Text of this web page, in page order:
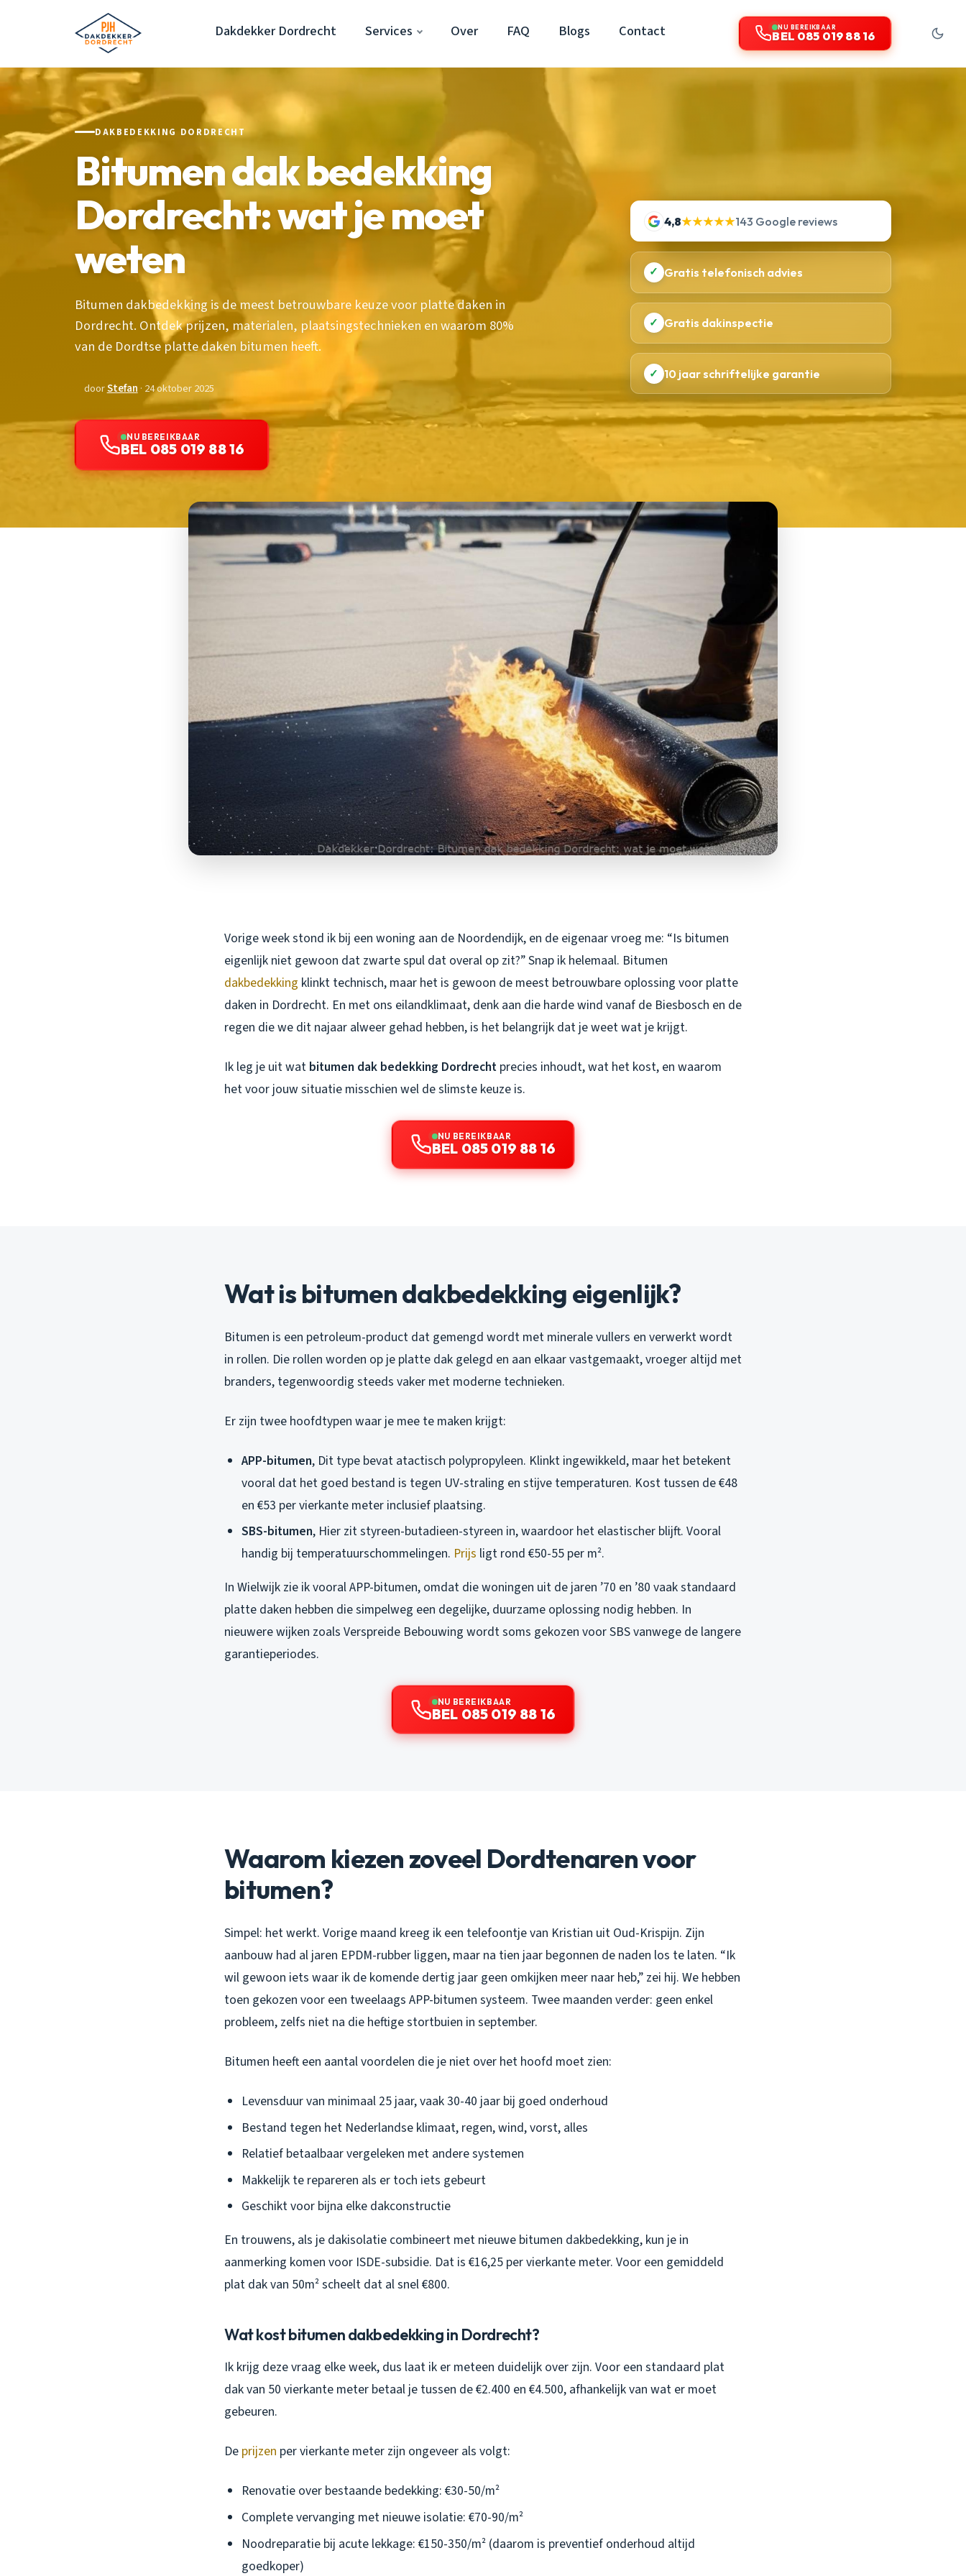
Dakdekker Dordrecht Services Over FAQ Blogs Contact NU BEREIKBAAR
BEL 085 019 88 16
DAKBEDEKKING DORDRECHT
Bitumen dak bedekking
Dordrecht: wat je moet
weten
Bitumen dakbedekking is de meest betrouwbare keuze voor platte daken in
Dordrecht. Ontdek prijzen, materialen, plaatsingstechnieken en waarom 80%
van de Dordtse platte daken bitumen heeft.
doorStefan · 24 oktober 2025
NU BEREIKBAAR
BEL 085 019 88 16
4,8★★★★★143 Google reviews
✓ Gratis telefonisch advies
✓ Gratis dakinspectie
✓ 10 jaar schriftelijke garantie
Vorige week stond ik bij een woning aan de Noordendijk, en de eigenaar vroeg me: “Is bitumen
eigenlijk niet gewoon dat zwarte spul dat overal op zit?” Snap ik helemaal. Bitumen
dakbedekking klinkt technisch, maar het is gewoon de meest betrouwbare oplossing voor platte
daken in Dordrecht. En met ons eilandklimaat, denk aan die harde wind vanaf de Biesbosch en de
regen die we dit najaar alweer gehad hebben, is het belangrijk dat je weet wat je krijgt.
Ik leg je uit wat bitumen dak bedekking Dordrecht precies inhoudt, wat het kost, en waarom
het voor jouw situatie misschien wel de slimste keuze is.
NU BEREIKBAAR
BEL 085 019 88 16
Wat is bitumen dakbedekking eigenlijk?
Bitumen is een petroleum-product dat gemengd wordt met minerale vullers en verwerkt wordt
in rollen. Die rollen worden op je platte dak gelegd en aan elkaar vastgemaakt, vroeger altijd met
branders, tegenwoordig steeds vaker met moderne technieken.
Er zijn twee hoofdtypen waar je mee te maken krijgt:
APP-bitumen, Dit type bevat atactisch polypropyleen. Klinkt ingewikkeld, maar het betekent
vooral dat het goed bestand is tegen UV-straling en stijve temperaturen. Kost tussen de €48
en €53 per vierkante meter inclusief plaatsing.
SBS-bitumen, Hier zit styreen-butadieen-styreen in, waardoor het elastischer blijft. Vooral
handig bij temperatuurschommelingen. Prijs ligt rond €50-55 per m².
In Wielwijk zie ik vooral APP-bitumen, omdat die woningen uit de jaren ’70 en ’80 vaak standaard
platte daken hebben die simpelweg een degelijke, duurzame oplossing nodig hebben. In
nieuwere wijken zoals Verspreide Bebouwing wordt soms gekozen voor SBS vanwege de langere
garantieperiodes.
NU BEREIKBAAR
BEL 085 019 88 16
Waarom kiezen zoveel Dordtenaren voor
bitumen?
Simpel: het werkt. Vorige maand kreeg ik een telefoontje van Kristian uit Oud-Krispijn. Zijn
aanbouw had al jaren EPDM-rubber liggen, maar na tien jaar begonnen de naden los te laten. “Ik
wil gewoon iets waar ik de komende dertig jaar geen omkijken meer naar heb,” zei hij. We hebben
toen gekozen voor een tweelaags APP-bitumen systeem. Twee maanden verder: geen enkel
probleem, zelfs niet na die heftige stortbuien in september.
Bitumen heeft een aantal voordelen die je niet over het hoofd moet zien:
Levensduur van minimaal 25 jaar, vaak 30-40 jaar bij goed onderhoud
Bestand tegen het Nederlandse klimaat, regen, wind, vorst, alles
Relatief betaalbaar vergeleken met andere systemen
Makkelijk te repareren als er toch iets gebeurt
Geschikt voor bijna elke dakconstructie
En trouwens, als je dakisolatie combineert met nieuwe bitumen dakbedekking, kun je in
aanmerking komen voor ISDE-subsidie. Dat is €16,25 per vierkante meter. Voor een gemiddeld
plat dak van 50m² scheelt dat al snel €800.
Wat kost bitumen dakbedekking in Dordrecht?
Ik krijg deze vraag elke week, dus laat ik er meteen duidelijk over zijn. Voor een standaard plat
dak van 50 vierkante meter betaal je tussen de €2.400 en €4.500, afhankelijk van wat er moet
gebeuren.
De prijzen per vierkante meter zijn ongeveer als volgt:
Renovatie over bestaande bedekking: €30-50/m²
Complete vervanging met nieuwe isolatie: €70-90/m²
Noodreparatie bij acute lekkage: €150-350/m² (daarom is preventief onderhoud altijd
goedkoper)